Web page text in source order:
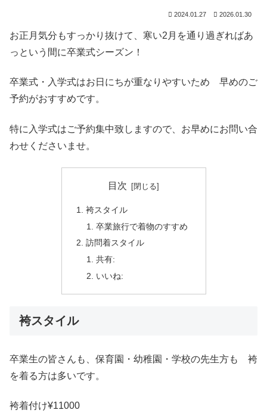
2024.01.27 2026.01.30
お正月気分もすっかり抜けて、寒い2月を通り過ぎればあ
っという間に卒業式シーズン！
卒業式・入学式はお日にちが重なりやすいため 早めのご
予約がおすすめです。
特に入学式はご予約集中致しますので、お早めにお問い合
わせくださいませ。
目次
袴スタイル
卒業旅行で着物のすすめ
訪問着スタイル
共有:
いいね:
袴スタイル
卒業生の皆さんも、保育園・幼稚園・学校の先生方も 袴
を着る方は多いです。
袴着付け¥11000